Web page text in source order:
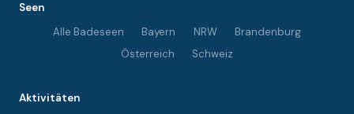
Seen
Alle Badeseen
Bayern NRW
Brandenburg
Österreich
Schweiz
Aktivitäten